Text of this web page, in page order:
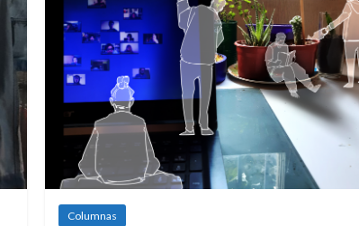
Columnas